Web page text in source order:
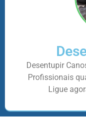
Desentupir
Profissionais
Ligue